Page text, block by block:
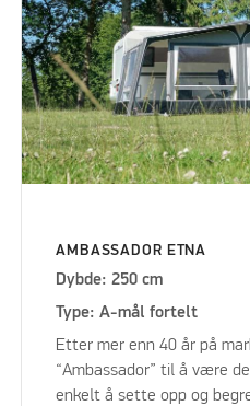
AMBASSADOR ETNA
Dybde: 250 cm
Type: A-mål fortelt
Etter mer enn 40 år på
“Ambassador” til å være
enkelt å sette opp og